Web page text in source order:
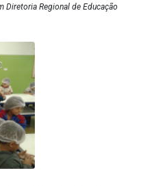
Regional de Educação